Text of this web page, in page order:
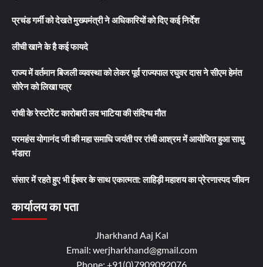
प्रचंड गर्मी को देखते मुख्यमंत्री ने अधिकारियों को दिए कई निर्देश
लीची खाने के है कई फायदे
राज्य में वर्तमान बिजली व्यवस्था को लेकर पूर्व राज्यपाल रघुवर दास ने सीएम हेमंत
सोरेन को लिखा पत्र
रांची के रेस्टोरेंट कारोबारी लव भाटिया की संदिग्ध मौत
परमहंस योगानंद जी की महा समाधि जयंती पर रांची आश्रम में आयोजित हुआ साधु
भंडारा
संसार में रहते हुए भी ईश्वर के साथ एकात्मता: लाहिड़ी महाशय का प्रेरणास्पद जीवन
कार्यालय का पता
Jharkhand Aaj Kal
Email: werjharkhand@gmail.com
Phone: +91(0)7909092076